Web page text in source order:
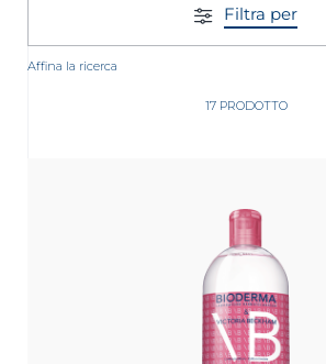
Filtra per
Affina la ricerca
17 PRODOTTO